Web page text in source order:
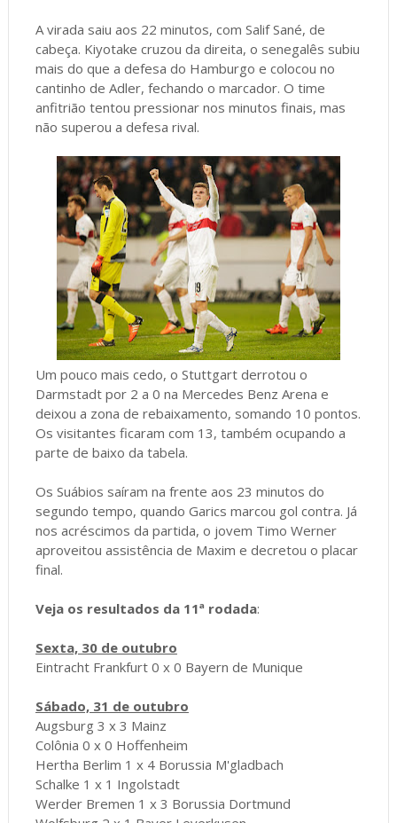
A virada saiu aos 22 minutos, com Salif Sané, de
cabeça. Kiyotake cruzou da direita, o senegalês subiu
mais do que a defesa do Hamburgo e colocou no
cantinho de Adler, fechando o marcador. O time
anfitrião tentou pressionar nos minutos finais, mas
não superou a defesa rival.
Um pouco mais cedo, o Stuttgart derrotou o
Darmstadt por 2 a 0 na Mercedes Benz Arena e
deixou a zona de rebaixamento, somando 10 pontos.
Os visitantes ficaram com 13, também ocupando a
parte de baixo da tabela.
Os Suábios saíram na frente aos 23 minutos do
segundo tempo, quando Garics marcou gol contra. Já
nos acréscimos da partida, o jovem Timo Werner
aproveitou assistência de Maxim e decretou o placar
final.
Veja os resultados da 11ª rodada:
Sexta, 30 de outubro
Eintracht Frankfurt 0 x 0 Bayern de Munique
Sábado, 31 de outubro
Augsburg 3 x 3 Mainz
Colônia 0 x 0 Hoffenheim
Hertha Berlim 1 x 4 Borussia M'gladbach
Schalke 1 x 1 Ingolstadt
Werder Bremen 1 x 3 Borussia Dortmund